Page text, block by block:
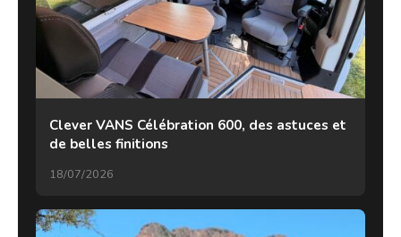
Clever VANS Célébration 600, des astuces et
de belles finitions
18/07/2026